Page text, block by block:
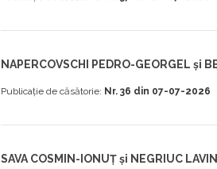
NAPERCOVSCHI PEDRO-GEORGEL și
Publicație de căsătorie: Nr. 36 din 07-07-2026
SAVA COSMIN-IONUȚ și NEGRIUC